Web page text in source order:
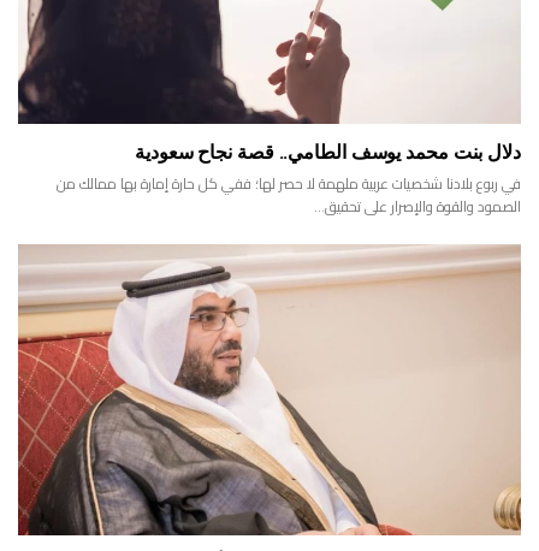
دلال بنت محمد يوسف الطامي.. قصة نجاح سعودية
في ربوع بلادنا شخصيات عربية ملهمة لا حصر لها؛ ففي كل حارة إمارة بها ممالك من
الصمود والقوة والإصرار على تحقيق…